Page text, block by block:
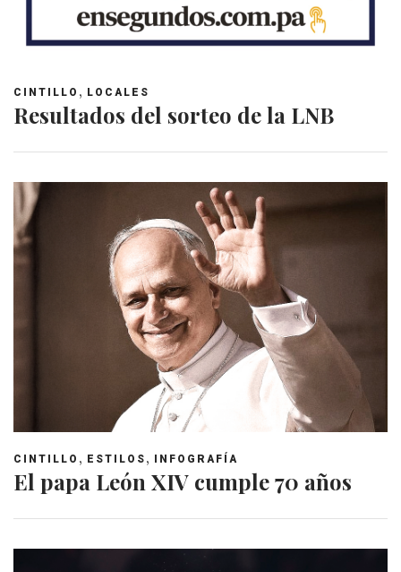
CINTILLO , LOCALES
Resultados del sorteo de la LNB
CINTILLO , ESTILOS , INFOGRAFÍA
El papa León XIV cumple 70 años